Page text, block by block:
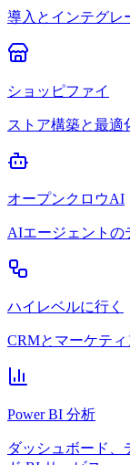
導入とインテグレ
ショッピファイ
ストア構築と最適
オープンクロウAI
AIエージェントの
ハイレベルに行く
CRMとマーケテ
Power BI 分析
ダッシュボード、